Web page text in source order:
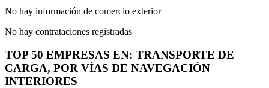
No hay información de comercio exterior
No hay contrataciones registradas
TOP 50 EMPRESAS EN: TRANSPORTE DE
CARGA, POR VÍAS DE NAVEGACIÓN
INTERIORES